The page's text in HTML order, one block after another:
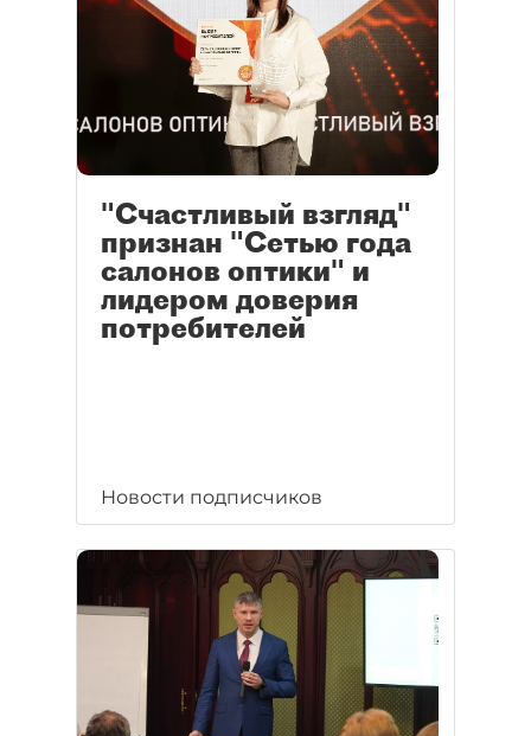
"Счастливый взгляд"
признан "Сетью года
салонов оптики" и
лидером доверия
потребителей
Новости подписчиков